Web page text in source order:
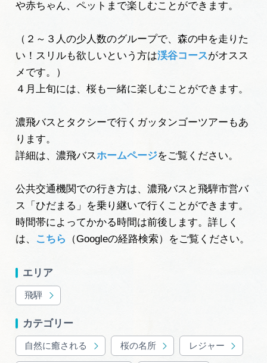
や赤ちゃん、ペットまで楽しむことができます。
（２～３人の少人数のグループで、森の中を走りた
い！スリルも欲しいという方は渓谷コースがオスス
メです。）
４月上旬には、桜も一緒に楽しむことができます。
濃飛バスとタクシーで行くガッタンゴーツアーもあ
ります。
詳細は、濃飛バスホームページをご覧ください。
公共交通機関での行き方は、濃飛バスと飛騨市営バ
ス「ひだまる」を乗り継いで行くことができます。
時間帯によってかかる時間は前後します。詳しく
は、
こちら （Googleの経路検索）をご覧ください。
エリア
飛騨
カテゴリー
自然に癒される 桜の名所 レジャー